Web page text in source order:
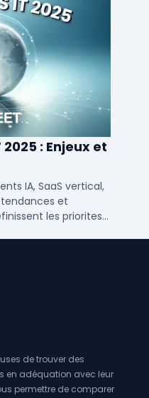
2025 : Enjeux et
IA, SaaS vertical,
et
les priorites
de trouver des
en adéquation avec leur
permettre de comparer